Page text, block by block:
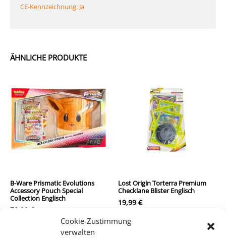
Cookie-Zustimmung
verwalten
ÄHNLICHE PRODUKTE
B-Ware Prismatic Evolutions
Accessory Pouch Special
Collection Englisch
79,90 €
Lost Origin Torterra Premium
Checklane Blister Englisch
19,99 €
inkl. MwSt.
CE-Kennzeichnung: Ja